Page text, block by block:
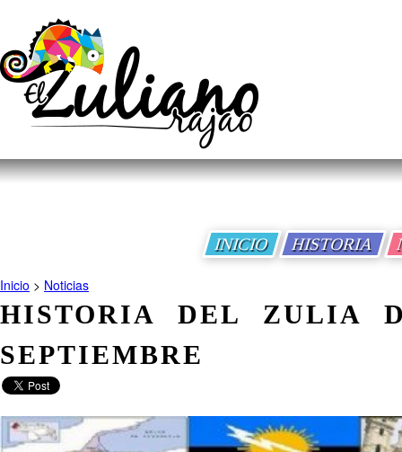
INICIO HISTORIA
Inicio > Noticias
HISTORIA DEL ZULIA
SEPTIEMBRE